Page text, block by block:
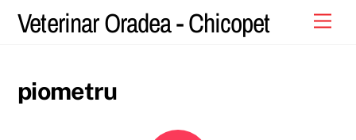
Veterinar Oradea - Chicopet
piometru